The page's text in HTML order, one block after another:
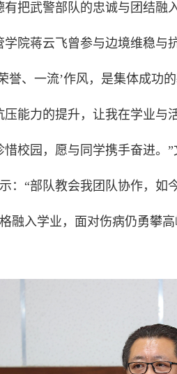
有把武警部队的忠诚与团结
学院蒋云飞曾参与边境维稳与
誉、一流’作风，是集体成功
压能力的提升，让我在学业与
惜校园，愿与同学携手奋进
：“部队教会我团队协作，
融入学业，面对伤病仍勇攀